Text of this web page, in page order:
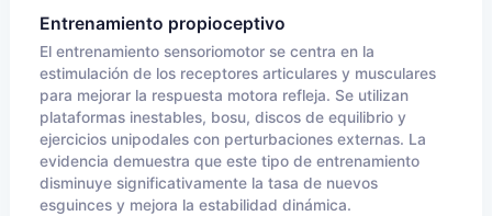
Entrenamiento propioceptivo
El entrenamiento sensoriomotor se centra en la
estimulación de los receptores articulares y musculares
para mejorar la respuesta motora refleja. Se utilizan
plataformas inestables, bosu, discos de equilibrio y
ejercicios unipodales con perturbaciones externas. La
evidencia demuestra que este tipo de entrenamiento
disminuye significativamente la tasa de nuevos
esguinces y mejora la estabilidad dinámica.